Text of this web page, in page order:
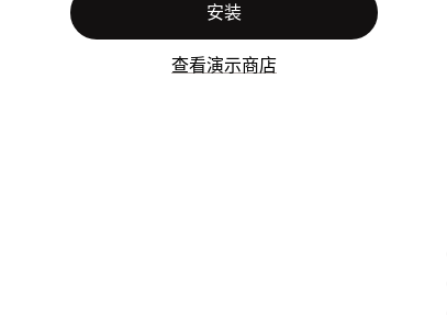
安装
查看演示商店